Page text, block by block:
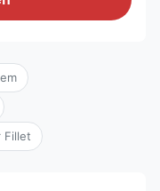
Fillet